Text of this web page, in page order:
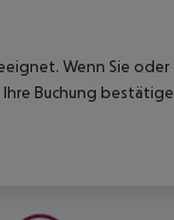
Wenn Sie
Buchung